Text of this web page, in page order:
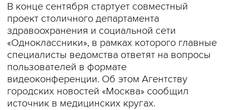
В конце сентября стартует совместный
проект столичного департамента
здравоохранения и социальной сети
«Одноклассники», в рамках которого главные
специалисты ведомства ответят на вопросы
пользователей в формате
видеоконференции. Об этом Агентству
городских новостей «Москва» сообщил
источник в медицинских кругах.